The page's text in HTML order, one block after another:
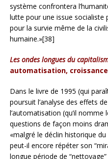
système confrontera
lutte pour une issue socialiste
pour la survie même de la
humaine.»[38]
Les ondes longues du
automatisation,
Dans le livre de 1995 (qui
poursuit l’analyse des effets
l’automatisation (qu’il
questions de façon moins
«malgré le déclin historique
peut-il encore répéter son
longue période de